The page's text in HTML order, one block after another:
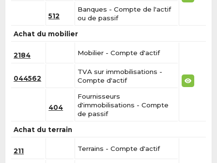
512
Banques - Compte de l'actif
ou de passif
Achat du mobilier
2184 Mobilier - Compte d'actif
044562
TVA sur immobilisations -
Compte d'actif
404
Fournisseurs
d'immobilisations - Compte
de passif
Achat du terrain
211 Terrains - Compte d'actif